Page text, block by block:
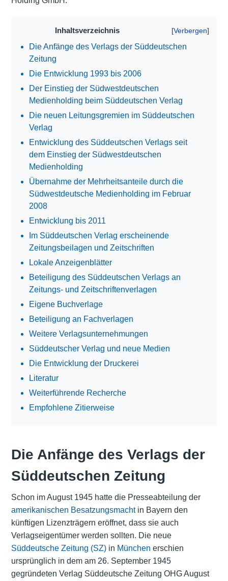
Inhaltsverzeichnis
Die Anfänge des Verlags der Süddeutschen
Zeitung
Die Entwicklung 1993 bis 2006
Der Einstieg der Südwestdeutschen
Medienholding beim Süddeutschen Verlag
Die neuen Leitungsgremien im Süddeutschen
Verlag
Entwicklung des Süddeutschen Verlags seit
dem Einstieg der Südwestdeutschen
Medienholding
Übernahme der Mehrheitsanteile durch die
Südwestdeutsche Medienholding im Februar
2008
Entwicklung bis 2011
Im Süddeutschen Verlag erscheinende
Zeitungsbeilagen und Zeitschriften
Lokale Anzeigenblätter
Beteiligung des Süddeutschen Verlags an
Zeitungs- und Zeitschriftenverlagen
Eigene Buchverlage
Beteiligung an Fachverlagen
Weitere Verlagsunternehmungen
Süddeutscher Verlag und neue Medien
Die Entwicklung der Druckerei
Literatur
Weiterführende Recherche
Empfohlene Zitierweise
Die Anfänge des Verlags der
Süddeutschen Zeitung
Schon im August 1945 hatte die Presseabteilung der
amerikanischen Besatzungsmachtin Bayern den
künftigen Lizenzträgern eröffnet, dass sie auch
Verlagseigentümer werden sollten. Die neue
Süddeutsche Zeitung (SZ)in München erschien
ursprünglich in dem am 26. September 1945
gegründeten Verlag Süddeutsche Zeitung OHG August